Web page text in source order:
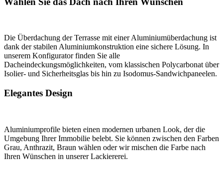
Die Überdachung der Terrasse mit einer Aluminiumüberdachung ist
dank der stabilen Aluminiumkonstruktion eine sichere Lösung. In
unserem Konfigurator finden Sie alle
Dacheindeckungsmöglichkeiten, vom klassischen Polycarbonat über
Isolier- und Sicherheitsglas bis hin zu Isodomus-Sandwichpaneelen.
Elegantes Design
Aluminiumprofile bieten einen modernen urbanen Look, der die
Umgebung Ihrer Immobilie belebt. Sie können zwischen den Farben
Grau, Anthrazit, Braun wählen oder wir mischen die Farbe nach
Ihren Wünschen in unserer Lackiererei.